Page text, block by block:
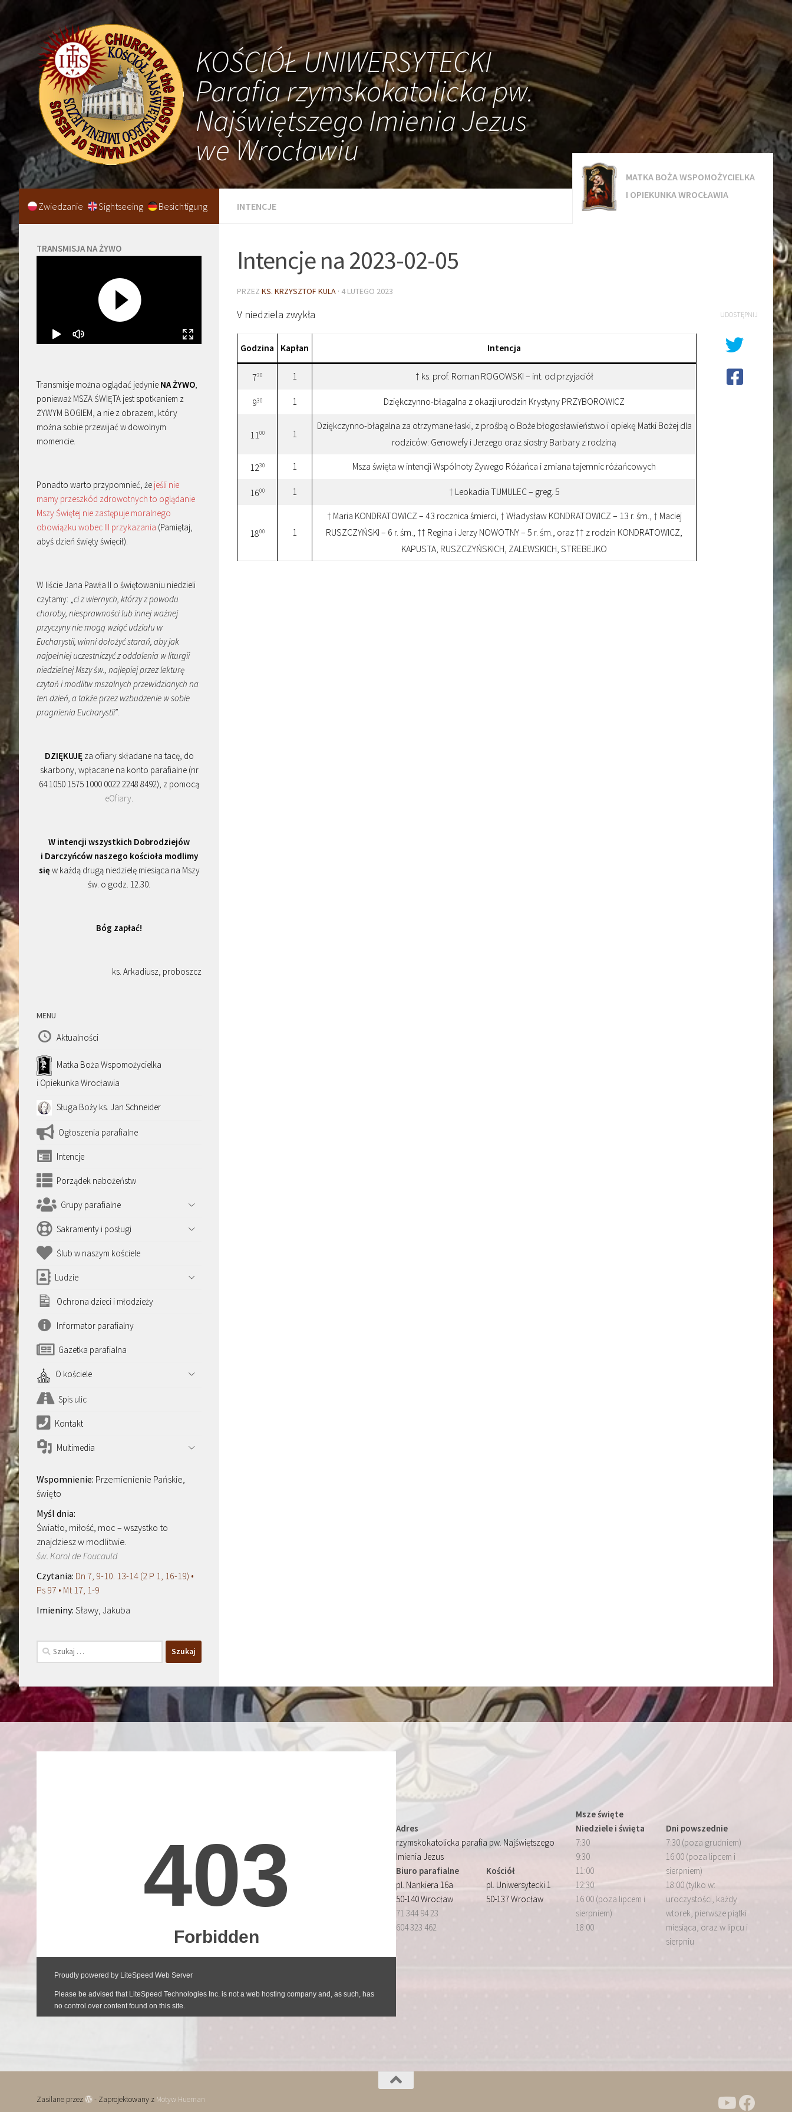
KOŚCIÓŁ UNIWERSYTECKI
Parafia rzymskokatolicka pw.
Najświętszego Imienia Jezus
we Wrocławiu
INTENCJE
MATKA BOŻA WSPOMOŻYCIELKA
I OPIEKUNKA WROCŁAWIA
Intencje na 2023-02-05
PRZEZ KS. KRZYSZTOF KULA · 4 LUTEGO 2023
V niedziela zwykła
Godzina Kapłan Intencja
730 1 † ks. prof. Roman ROGOWSKI – int. od przyjaciół
930 1 Dziękczynno-błagalna z okazji urodzin Krystyny PRZYBOROWICZ
1100 1
Dziękczynno-błagalna za otrzymane łaski, z prośbą o Boże błogosławieństwo i opiekę Matki Bożej dla
rodziców: Genowefy i Jerzego oraz siostry Barbary z rodziną
1230 1 Msza święta w intencji Wspólnoty Żywego Różańca i zmiana tajemnic różańcowych
1600 1 † Leokadia TUMULEC – greg. 5
1800 1
† Maria KONDRATOWICZ – 43 rocznica śmierci, † Władysław KONDRATOWICZ – 13 r. śm., † Maciej
RUSZCZYŃSKI – 6 r. śm., †† Regina i Jerzy NOWOTNY – 5 r. śm., oraz †† z rodzin KONDRATOWICZ,
KAPUSTA, RUSZCZYŃSKICH, ZALEWSKICH, STREBEJKO
UDOSTĘPNIJ
Zwiedzanie Sightseeing Besichtigung
TRANSMISJA NA ŻYWO
Transmisje można oglądać jedynie NA ŻYWO,
ponieważ MSZA ŚWIĘTA jest spotkaniem z
ŻYWYM BOGIEM, a nie z obrazem, który
można sobie przewijać w dowolnym
momencie.
Ponadto warto przypomnieć, że jeśli nie
mamy przeszkód zdrowotnych to oglądanie
Mszy Świętej nie zastępuje moralnego
obowiązku wobec III przykazania (Pamiętaj,
abyś dzień święty święcił).
W liście Jana Pawła II o świętowaniu niedzieli
czytamy: „ci z wiernych, którzy z powodu
choroby, niesprawności lub innej ważnej
przyczyny nie mogą wziąć udziału w
Eucharystii, winni dołożyć starań, aby jak
najpełniej uczestniczyć z oddalenia w liturgii
niedzielnej Mszy św., najlepiej przez lekturę
czytań i modlitw mszalnych przewidzianych na
ten dzień, a także przez wzbudzenie w sobie
pragnienia Eucharystii”.
DZIĘKUJĘza ofiary składane na tacę, do
skarbony, wpłacane na konto parafialne (nr
64 1050 1575 1000 0022 2248 8492), z pomocą
eOfiary.
W intencji wszystkich Dobrodziejów
i Darczyńców naszego kościoła modlimy
się w każdą drugą niedzielę miesiąca na Mszy
św. o godz. 12.30.
Bóg zapłać!
ks. Arkadiusz, proboszcz
MENU
Aktualności
Matka Boża Wspomożycielka
i Opiekunka Wrocławia
Sługa Boży ks. Jan Schneider
Ogłoszenia parafialne
Intencje
Porządek nabożeństw
Grupy parafialne
Sakramenty i posługi
Ślub w naszym kościele
Ludzie
Ochrona dzieci i młodzieży
Informator parafialny
Gazetka parafialna
O kościele
Spis ulic
Kontakt
Multimedia
Przemienienie Pańskie,
święto
Światło, miłość, moc – wszystko to
znajdziesz w modlitwie.
św. Karol de Foucauld
Dn 7, 9-10. 13-14 (2 P 1, 16-19) •
Ps 97 • Mt 17, 1-9
Sławy, Jakuba
Szukaj:
Adres
rzymskokatolicka parafia pw. Najświętszego
Imienia Jezus
Biuro parafialne
pl. Nankiera 16a
50-140 Wrocław
71 344 94 23
604 323 462
Kościół
pl. Uniwersytecki 1
50-137 Wrocław
Msze święte
Niedziele i święta
7:30
9:30
11:00
12:30
16:00 (poza lipcem i
sierpniem)
18:00
Dni powszednie
7:30 (poza grudniem)
16:00 (poza lipcem i
sierpniem)
18:00 (tylko w:
uroczystości, każdy
wtorek, pierwsze piątki
miesiąca, oraz w lipcu i
sierpniu
Zasilane przez - Zaprojektowany z Motyw Hueman